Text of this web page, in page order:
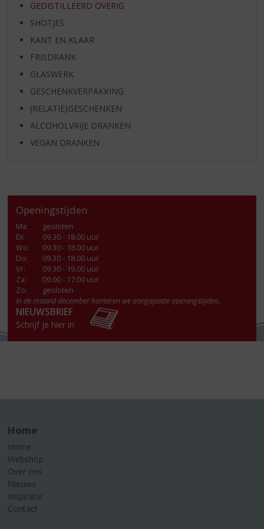
GEDISTILLEERD OVERIG
SHOTJES
KANT EN KLAAR
FRISDRANK
GLASWERK
GESCHENKVERPAKKING
(RELATIE)GESCHENKEN
ALCOHOLVRIJE DRANKEN
VEGAN DRANKEN
Openingstijden
Ma:
gesloten
Di:
09.30 - 18.00 uur
Wo:
09.30 - 18.00 uur
Do:
09.30 - 18.00 uur
Vr:
09.30 - 19.00 uur
Za:
09.00 - 17.00 uur
Zo:
gesloten
In de maand december hanteren we aangepaste openingstijden.
NIEUWSBRIEF
Schrijf je hier in
Home
Home
Webshop
Over ons
Nieuws
Inspiratie
Contact